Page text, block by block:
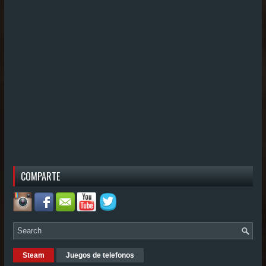
COMPARTE
Steam Juegos de telefonos